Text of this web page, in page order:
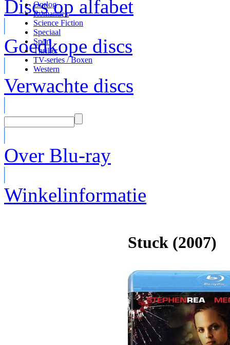
Discs op alfabet
Goedkope discs
Verwachte discs
Over Blu-ray
Winkelinformatie
Oorlog
Romantiek
Science Fiction
Speciaal
Sport
Thriller
TV-series / Boxen
Western
Stuck (2007)